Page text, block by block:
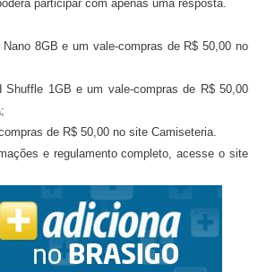
participar com apenas uma resposta.
8GB e um vale-compras de R$ 50,00 no
Shuffle 1GB e um vale-compras de R$ 50,00
de R$ 50,00 no site Camiseteria.
e regulamento completo, acesse o site